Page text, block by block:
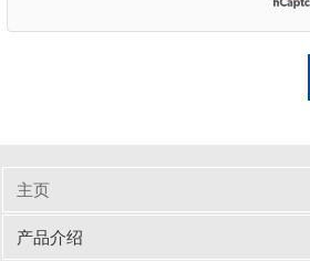
に
て
く
主页
产品介绍